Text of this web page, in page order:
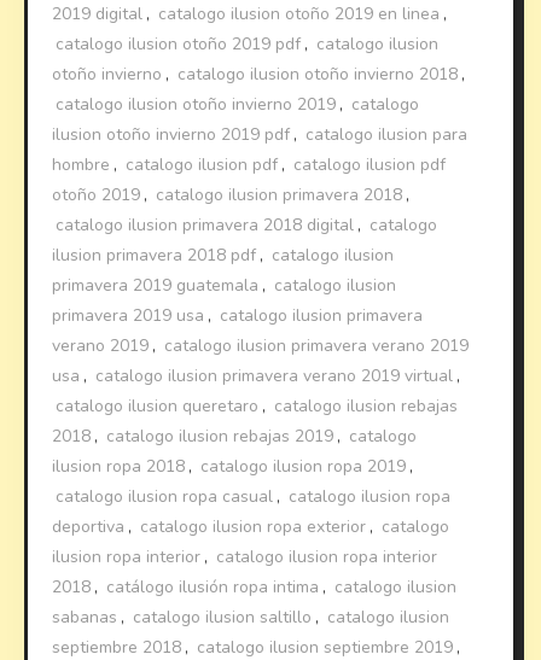
2019 digital , catalogo ilusion otoño 2019 en linea ,
catalogo ilusion otoño 2019 pdf , catalogo ilusion
otoño invierno , catalogo ilusion otoño invierno 2018 ,
catalogo ilusion otoño invierno 2019 , catalogo
ilusion otoño invierno 2019 pdf , catalogo ilusion para
hombre , catalogo ilusion pdf , catalogo ilusion pdf
otoño 2019 , catalogo ilusion primavera 2018 ,
catalogo ilusion primavera 2018 digital , catalogo
ilusion primavera 2018 pdf , catalogo ilusion
primavera 2019 guatemala , catalogo ilusion
primavera 2019 usa , catalogo ilusion primavera
verano 2019 , catalogo ilusion primavera verano 2019
usa , catalogo ilusion primavera verano 2019 virtual ,
catalogo ilusion queretaro , catalogo ilusion rebajas
2018 , catalogo ilusion rebajas 2019 , catalogo
ilusion ropa 2018 , catalogo ilusion ropa 2019 ,
catalogo ilusion ropa casual , catalogo ilusion ropa
deportiva , catalogo ilusion ropa exterior , catalogo
ilusion ropa interior , catalogo ilusion ropa interior
2018 , catálogo ilusión ropa intima , catalogo ilusion
sabanas , catalogo ilusion saltillo , catalogo ilusion
septiembre 2018 , catalogo ilusion septiembre 2019 ,